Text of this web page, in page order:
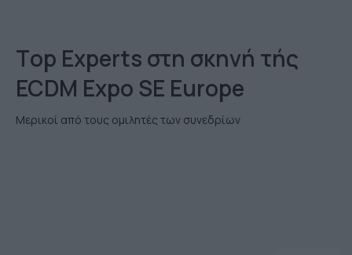
Τop Εxperts στη σκηνή τής
ECDM Expo SE Europe